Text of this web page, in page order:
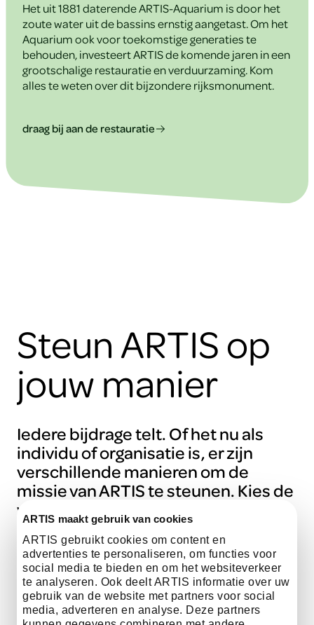
ARTIS maakt gebruik van cookies
ARTIS gebruikt cookies om content en
advertenties te personaliseren, om functies voor
social media te bieden en om het websiteverkeer
te analyseren. Ook deelt ARTIS informatie over uw
gebruik van de website met partners voor social
media, adverteren en analyse. Deze partners
Het uit 1881 daterende ARTIS-Aquarium is door het
zoute water uit de bassins ernstig aangetast. Om het
Aquarium ook voor toekomstige generaties te
behouden, investeert ARTIS de komende jaren in een
grootschalige restauratie en verduurzaming. Kom
alles te weten over dit bijzondere rijksmonument.
draag bij aan de restauratie
Steun ARTIS op
jouw manier
Iedere bijdrage telt. Of het nu als
individu of organisatie is, er zijn
verschillende manieren om de
missie van ARTIS te steunen. Kies de
vorm die bij jou past en maak het
verschil.